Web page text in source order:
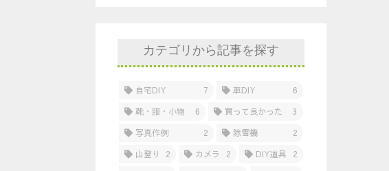
カテゴリから記事を探す
自宅DIY 7 車DIY
6
靴・服・小物
6 買って良かった
3
写真作例
2 除雪機
2
山登り
2 カメラ 2 DIY道具
2